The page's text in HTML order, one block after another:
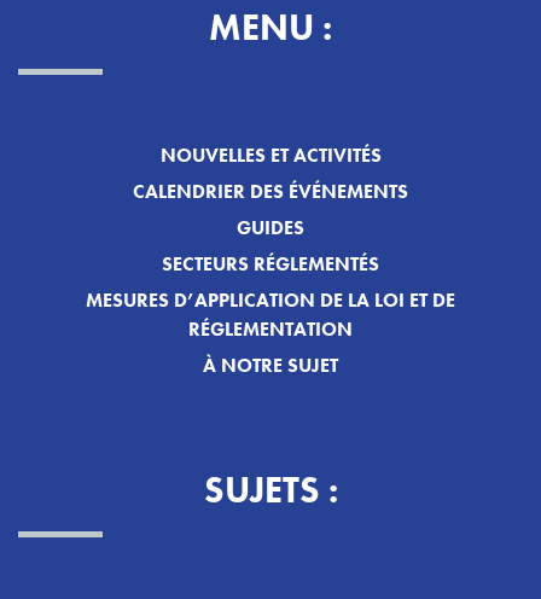
MENU :
NOUVELLES ET ACTIVITÉS
CALENDRIER DES ÉVÉNEMENTS
GUIDES
SECTEURS RÉGLEMENTÉS
MESURES D’APPLICATION DE LA LOI ET DE
RÉGLEMENTATION
À NOTRE SUJET
SUJETS :